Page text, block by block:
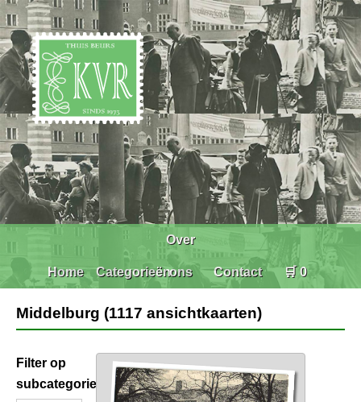
Home Categorieën
Over
ons Contact 🛒 0
Middelburg (1117 ansichtkaarten)
Filter op
subcategorie